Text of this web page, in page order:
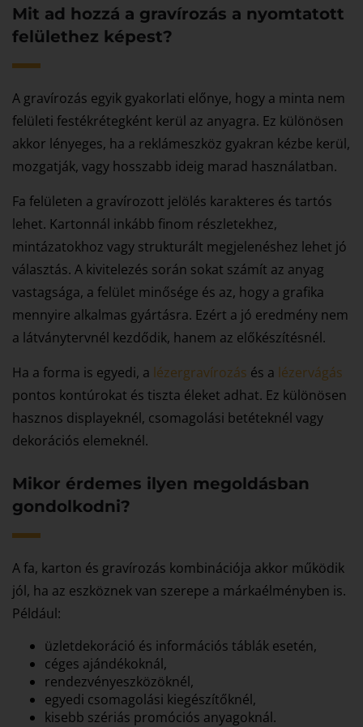
Mit ad hozzá a gravírozás a nyomtatott
felülethez képest?
A gravírozás egyik gyakorlati előnye, hogy a minta nem
felületi festékrétegként kerül az anyagra. Ez különösen
akkor lényeges, ha a reklámeszköz gyakran kézbe kerül,
mozgatják, vagy hosszabb ideig marad használatban.
Fa felületen a gravírozott jelölés karakteres és tartós
lehet. Kartonnál inkább finom részletekhez,
mintázatokhoz vagy strukturált megjelenéshez lehet jó
választás. A kivitelezés során sokat számít az anyag
vastagsága, a felület minősége és az, hogy a grafika
mennyire alkalmas gyártásra. Ezért a jó eredmény nem
a látványtervnél kezdődik, hanem az előkészítésnél.
Ha a forma is egyedi, a lézergravírozás és a lézervágás
pontos kontúrokat és tiszta éleket adhat. Ez különösen
hasznos displayeknél, csomagolási betéteknél vagy
dekorációs elemeknél.
Mikor érdemes ilyen megoldásban
gondolkodni?
A fa, karton és gravírozás kombinációja akkor működik
jól, ha az eszköznek van szerepe a márkaélményben is.
Például:
üzletdekoráció és információs táblák esetén,
céges ajándékoknál,
rendezvényeszközöknél,
egyedi csomagolási kiegészítőknél,
kisebb szériás promóciós anyagoknál.